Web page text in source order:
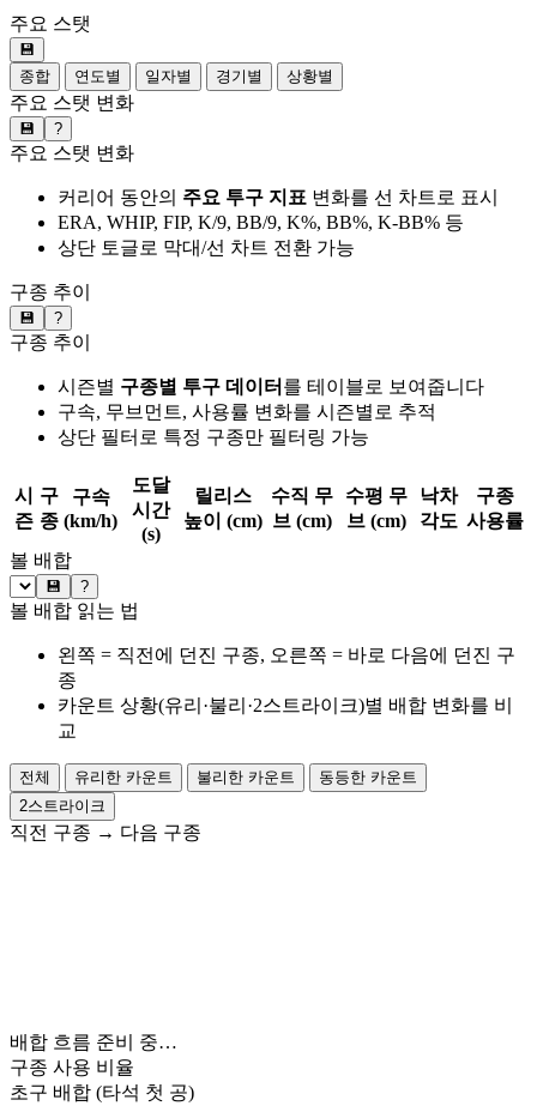
주요 스탯
💾
종합
연도별 일자별 경기별 상황별
주요 스탯 변화
💾 ?
주요 스탯 변화
커리어 동안의 주요 투구 지표 변화를 선 차트로 표시
ERA, WHIP, FIP, K/9, BB/9, K%, BB%, K-BB% 등
상단 토글로 막대/선 차트 전환 가능
구종 추이
💾 ?
구종 추이
시즌별 구종별 투구 데이터 를 테이블로 보여줍니다
구속, 무브먼트, 사용률 변화를 시즌별로 추적
상단 필터로 특정 구종만 필터링 가능
시
즌
구
종
구속
(km/h)
도달
시간
(s)
릴리스
높이 (cm)
수직 무
브 (cm)
수평 무
브 (cm)
낙차
각도
구종
사용률
볼 배합
💾 ?
볼 배합 읽는 법
왼쪽 = 직전에 던진 구종, 오른쪽 = 바로 다음에 던진 구
종
카운트 상황(유리·불리·2스트라이크)별 배합 변화를 비
교
전체 유리한 카운트 불리한 카운트
동등한 카운트
2스트라이크
직전 구종 → 다음 구종
배합 흐름 준비 중…
구종 사용 비율
초구 배합 (타석 첫 공)